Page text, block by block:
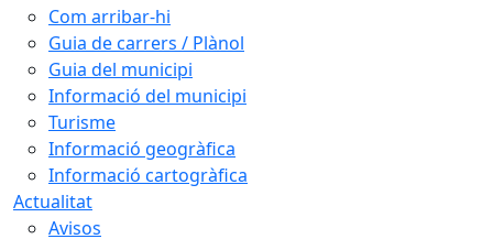
Com arribar-hi
Guia de carrers / Plànol
Guia del municipi
Informació del municipi
Turisme
Informació geogràfica
Informació cartogràfica
Actualitat
Avisos